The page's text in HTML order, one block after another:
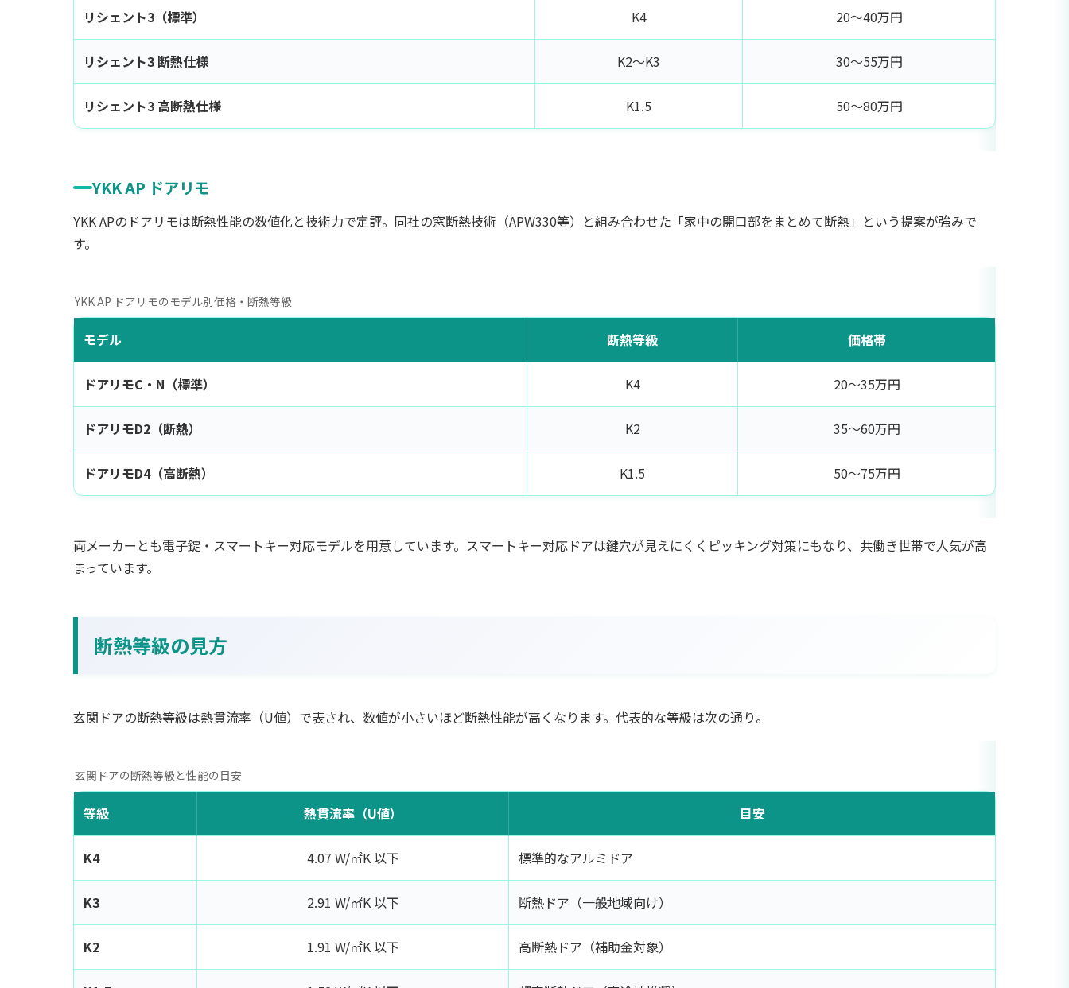
リシェント3（標準） K4 20〜40万円
リシェント3 断熱仕様 K2〜K3 30〜55万円
リシェント3 高断熱仕様 K1.5 50〜80万円
YKK AP ドアリモ
YKK APのドアリモは断熱性能の数値化と技術力で定評。同社の窓断熱技術（APW330等）と組み合わせた「家中の開口部をまとめて断熱」という提案が強みで
す。
YKK AP ドアリモのモデル別価格・断熱等級
モデル 断熱等級 価格帯
ドアリモC・N（標準） K4 20〜35万円
ドアリモD2（断熱） K2 35〜60万円
ドアリモD4（高断熱） K1.5 50〜75万円
両メーカーとも電子錠・スマートキー対応モデルを用意しています。スマートキー対応ドアは鍵穴が見えにくくピッキング対策にもなり、共働き世帯で人気が高
まっています。
断熱等級の見方
玄関ドアの断熱等級は熱貫流率（U値）で表され、数値が小さいほど断熱性能が高くなります。代表的な等級は次の通り。
玄関ドアの断熱等級と性能の目安
等級 熱貫流率（U値） 目安
K4 4.07 W/㎡K 以下 標準的なアルミドア
K3 2.91 W/㎡K 以下 断熱ドア（一般地域向け）
K2 1.91 W/㎡K 以下 高断熱ドア（補助金対象）